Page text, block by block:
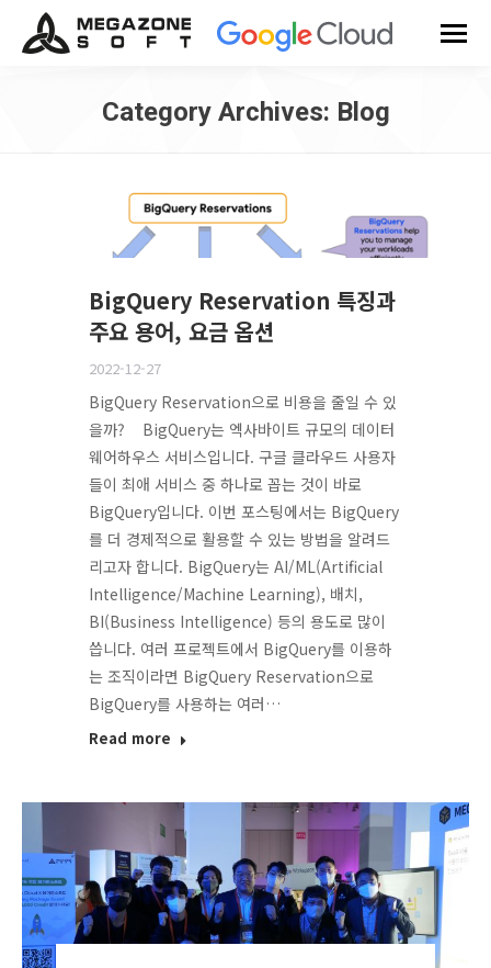
Category Archives: Blog
BigQuery Reservation 특징과
주요 용어, 요금 옵션
2022-12-27
BigQuery Reservation으로 비용을 줄일 수 있
을까? BigQuery는 엑사바이트 규모의 데이터
웨어하우스 서비스입니다. 구글 클라우드 사용자
들이 최애 서비스 중 하나로 꼽는 것이 바로
BigQuery입니다. 이번 포스팅에서는 BigQuery
를 더 경제적으로 활용할 수 있는 방법을 알려드
리고자 합니다. BigQuery는 AI/ML(Artificial
Intelligence/Machine Learning), 배치,
BI(Business Intelligence) 등의 용도로 많이
씁니다. 여러 프로젝트에서 BigQuery를 이용하
는 조직이라면 BigQuery Reservation으로
BigQuery를 사용하는 여러…
Read more